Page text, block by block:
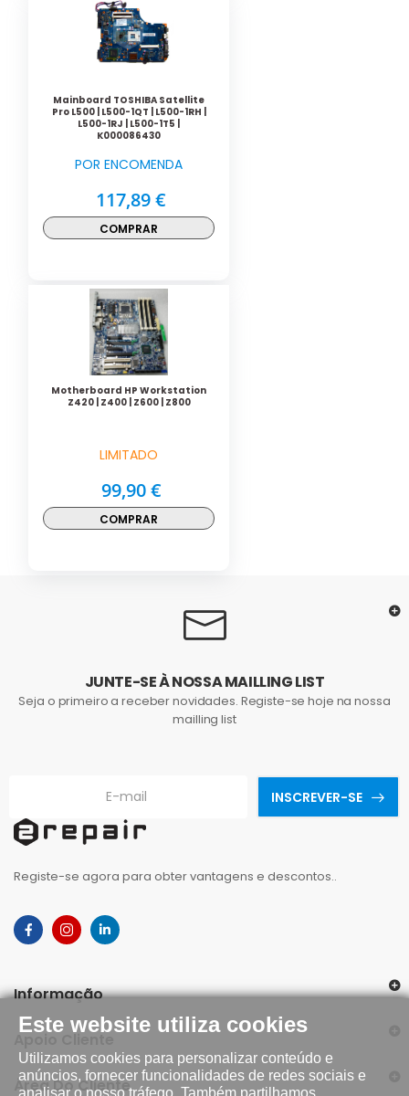
Este website utiliza cookies
Utilizamos cookies para personalizar conteúdo e
anúncios, fornecer funcionalidades de redes sociais e
analisar o nosso tráfego. Também partilhamos
Mainboard TOSHIBA Satellite
Pro L500 | L500-1QT | L500-1RH |
L500-1RJ | L500-1T5 |
K000086430
POR ENCOMENDA
117,89 €
COMPRAR
Motherboard HP Workstation
Z420 | Z400 | Z600 | Z800
LIMITADO
99,90 €
COMPRAR
JUNTE-SE À NOSSA MAILLING LIST
Seja o primeiro a receber novidades. Registe-se hoje na nossa
mailling list
INSCREVER-SE
Registe-se agora para obter vantagens e descontos..
Informação
Área Do Cliente